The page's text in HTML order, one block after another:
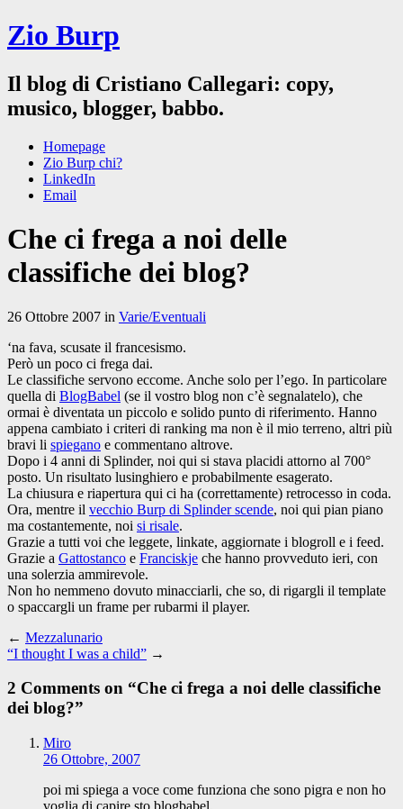
Zio Burp
Il blog di Cristiano Callegari: copy,
musico, blogger, babbo.
Homepage
Zio Burp chi?
LinkedIn
Email
Che ci frega a noi delle
classifiche dei blog?
26 Ottobre 2007 in Varie/Eventuali
‘na fava, scusate il francesismo.
Però un poco ci frega dai.
Le classifiche servono eccome. Anche solo per l’ego. In particolare
quella di BlogBabel (se il vostro blog non c’è segnalatelo), che
ormai è diventata un piccolo e solido punto di riferimento. Hanno
appena cambiato i criteri di ranking ma non è il mio terreno, altri più
bravi li spiegano e commentano altrove.
Dopo i 4 anni di Splinder, noi qui si stava placidi attorno al 700°
posto. Un risultato lusinghiero e probabilmente esagerato.
La chiusura e riapertura qui ci ha (correttamente) retrocesso in coda.
Ora, mentre il vecchio Burp di Splinder scende, noi qui pian piano
ma costantemente, noi si risale.
Grazie a tutti voi che leggete, linkate, aggiornate i blogroll e i feed.
Grazie a Gattostanco e Franciskje che hanno provveduto ieri, con
una solerzia ammirevole.
Non ho nemmeno dovuto minacciarli, che so, di rigargli il template
o spaccargli un frame per rubarmi il player.
← Mezzalunario
“I thought I was a child” →
2 Comments on “Che ci frega a noi delle classifiche
dei blog?”
Miro
26 Ottobre, 2007
poi mi spiega a voce come funziona che sono pigra e non ho
voglia di capire sto blogbabel.